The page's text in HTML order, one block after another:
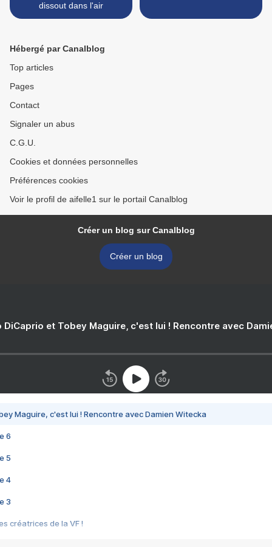
dissout dans l'air
Hébergé par Canalblog
Top articles
Pages
Contact
Signaler un abus
C.G.U.
Cookies et données personnelles
Préférences cookies
Voir le profil de aifelle1 sur le portail Canalblog
Créer un blog sur Canalblog
Créer un blog
DiCaprio et Tobey Maguire, c'est lui ! Rencontre avec
Maguire, c'est lui ! Rencontre avec Damien Witecka
6
5
4
3
créatrices de la VF !